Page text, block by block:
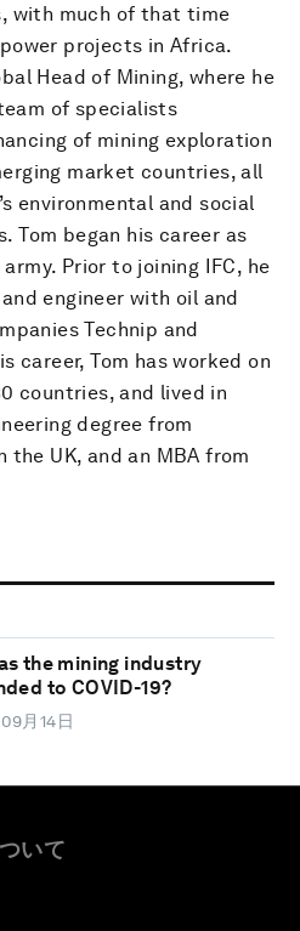
with much of that time
projects in Africa.
Head of Mining, where he
of specialists
of mining exploration
market countries, all
environmental and social
Tom began his career as
Prior to joining IFC, he
engineer with oil and
Technip and
career, Tom has worked on
countries, and lived in
degree from
the UK, and an MBA from
the mining industry
to COVID-19?
月14日
いて